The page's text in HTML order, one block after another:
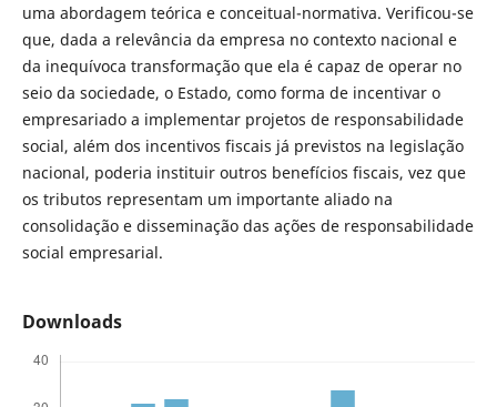
uma abordagem teórica e conceitual-normativa. Verificou-se
que, dada a relevância da empresa no contexto nacional e
da inequívoca transformação que ela é capaz de operar no
seio da sociedade, o Estado, como forma de incentivar o
empresariado a implementar projetos de responsabilidade
social, além dos incentivos fiscais já previstos na legislação
nacional, poderia instituir outros benefícios fiscais, vez que
os tributos representam um importante aliado na
consolidação e disseminação das ações de responsabilidade
social empresarial.
Downloads